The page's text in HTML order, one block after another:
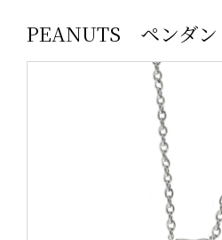
PEANUTS ペンダ